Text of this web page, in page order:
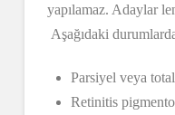
yapılamaz. Adaylar
Aşağıdaki
Parsiyel veya
Retinitis